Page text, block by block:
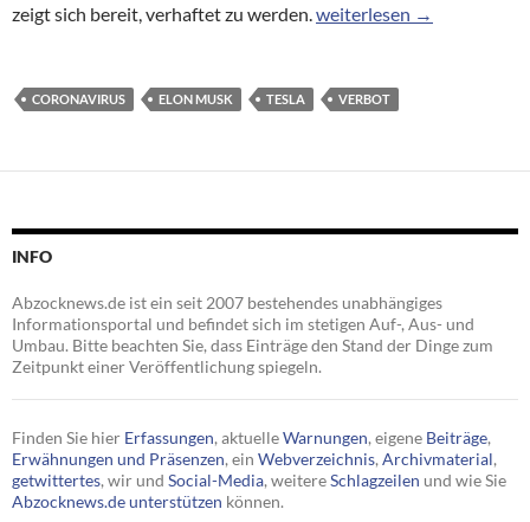
zeigt sich bereit, verhaftet zu werden.Musk trotzt Verbot,
weiterlesen →
CORONAVIRUS ELON MUSK TESLA VERBOT
INFO
Abzocknews.de ist ein seit 2007 bestehendes unabhängiges
Informationsportal und befindet sich im stetigen Auf-, Aus- und
Umbau. Bitte beachten Sie, dass Einträge den Stand der Dinge zum
Zeitpunkt einer Veröffentlichung spiegeln.
Finden Sie hier Erfassungen, aktuelleWarnungen, eigene Beiträge,
Erwähnungen und Präsenzen, ein Webverzeichnis, Archivmaterial,
getwittertes, wir und Social-Media, weitereSchlagzeilen und wie Sie
Abzocknews.de unterstützen können.